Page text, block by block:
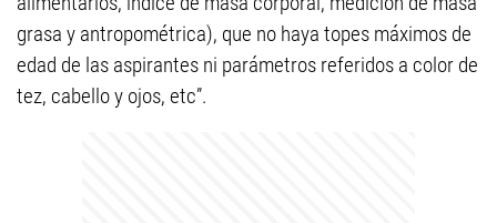
grasa y antropométrica), que no haya topes máximos de
edad de las aspirantes ni parámetros referidos a color de
tez, cabello y ojos, etc”.